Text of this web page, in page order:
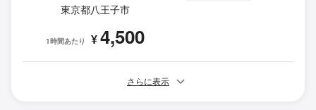
東京都八王子市
1時間あたり ¥4,500
さらに表示